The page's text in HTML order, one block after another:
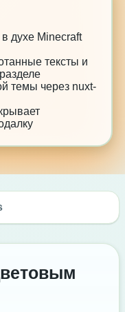
духе Minecraft
тексты и
темы через nuxt-